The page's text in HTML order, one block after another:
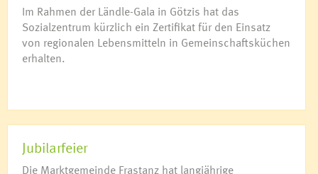
Im Rahmen der Ländle-Gala in Götzis hat das
Sozialzentrum kürzlich ein Zertifikat für den Einsatz
von regionalen Lebensmitteln in Gemeinschaftsküchen
erhalten.
Jubilarfeier
Die Marktgemeinde Frastanz hat langjährige